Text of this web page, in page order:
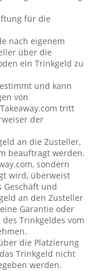
für die
nach eigenem
über die
ein Trinkgeld zu
und kann
von
tritt
der
an die Zusteller,
beauftragt werden.
sondern
wird, überweist
Geschäft und
an den Zusteller
Garantie oder
Trinkgeldes vom
die Platzierung
Trinkgeld nicht
werden.